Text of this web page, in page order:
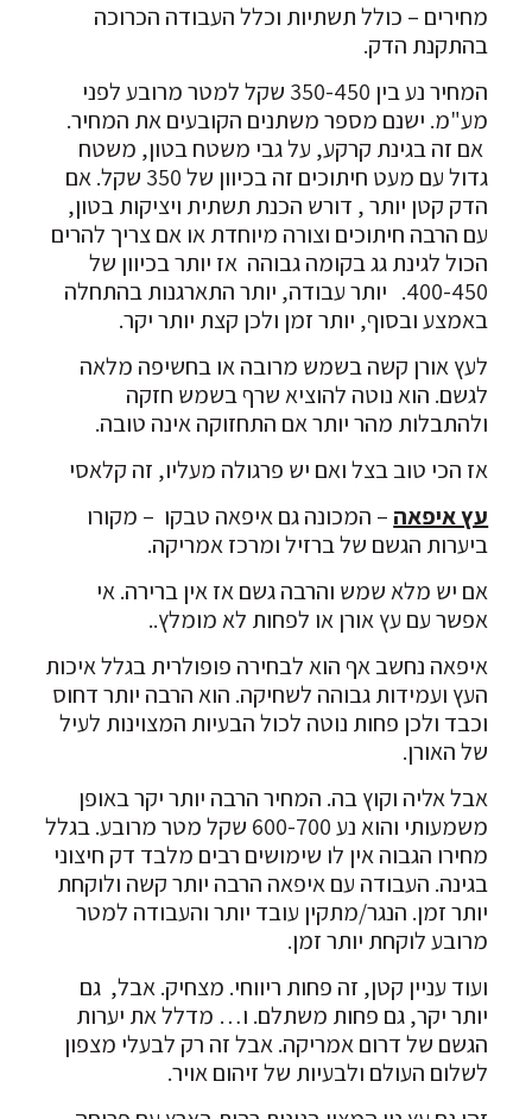
מחירים – כולל תשתיות וכלל העבודה הכרוכה
בהתקנת הדק.
המחיר נע בין 350-450 שקל למטר מרובע לפני
מע"מ. ישנם מספר משתנים הקובעים את המחיר.
אם זה בגינת קרקע, על גבי משטח בטון, משטח
גדול עם מעט חיתוכים זה בכיוון של 350 שקל. אם
הדק קטן יותר , דורש הכנת תשתית ויציקות בטון,
עם הרבה חיתוכים וצורה מיוחדת או אם צריך להרים
הכול לגינת גג בקומה גבוהה אז יותר בכיוון של
400-450. יותר עבודה, יותר התארגנות בהתחלה
באמצע ובסוף, יותר זמן ולכן קצת יותר יקר.
לעץ אורן קשה בשמש מרובה או בחשיפה מלאה
לגשם. הוא נוטה להוציא שרף בשמש חזקה
ולהתבלות מהר יותר אם התחזוקה אינה טובה.
אז הכי טוב בצל ואם יש פרגולה מעליו, זה קלאסי
עץ איפאה – המכונה גם איפאה טבקו – מקורו
ביערות הגשם של ברזיל ומרכז אמריקה.
אם יש מלא שמש והרבה גשם אז אין ברירה. אי
אפשר עם עץ אורן או לפחות לא מומלץ..
איפאה נחשב אף הוא לבחירה פופולרית בגלל איכות
העץ ועמידות גבוהה לשחיקה. הוא הרבה יותר דחוס
וכבד ולכן פחות נוטה לכול הבעיות המצוינות לעיל
של האורן.
אבל אליה וקוץ בה. המחיר הרבה יותר יקר באופן
משמעותי והוא נע 600-700 שקל מטר מרובע. בגלל
מחירו הגבוה אין לו שימושים רבים מלבד דק חיצוני
בגינה. העבודה עם איפאה הרבה יותר קשה ולוקחת
יותר זמן. הנגר/מתקין עובד יותר והעבודה למטר
מרובע לוקחת יותר זמן.
ועוד עניין קטן, זה פחות ריווחי. מצחיק. אבל, גם
יותר יקר, גם פחות משתלם. ו… מדלל את יערות
הגשם של דרום אמריקה. אבל זה רק לבעלי מצפון
לשלום העולם ולבעיות של זיהום אויר.